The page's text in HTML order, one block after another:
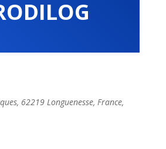
62219 Longuenesse, France,